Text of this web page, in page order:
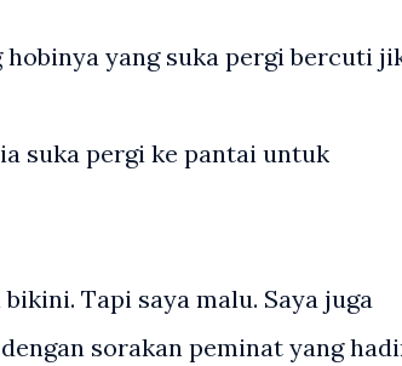
yang suka pergi bercuti
suka pergi ke pantai untuk
Tapi saya malu. Saya juga
sorakan peminat yang